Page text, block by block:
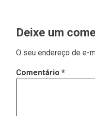
Deixe um
O seu endereço de e-
Comentário *